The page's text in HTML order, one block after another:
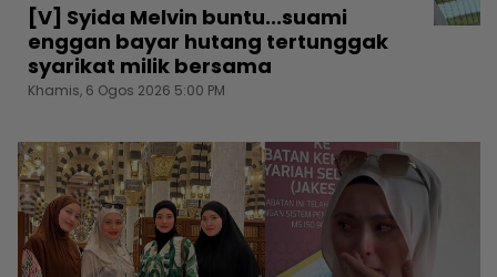
[V] Syida Melvin buntu...suami
enggan bayar hutang tertunggak
syarikat milik bersama
Khamis, 6 Ogos 2026 5:00 PM